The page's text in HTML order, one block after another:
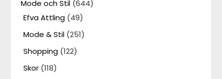
Mode och Stil (644)
Efva Attling (49)
Mode & Stil (251)
Shopping (122)
Skor (118)